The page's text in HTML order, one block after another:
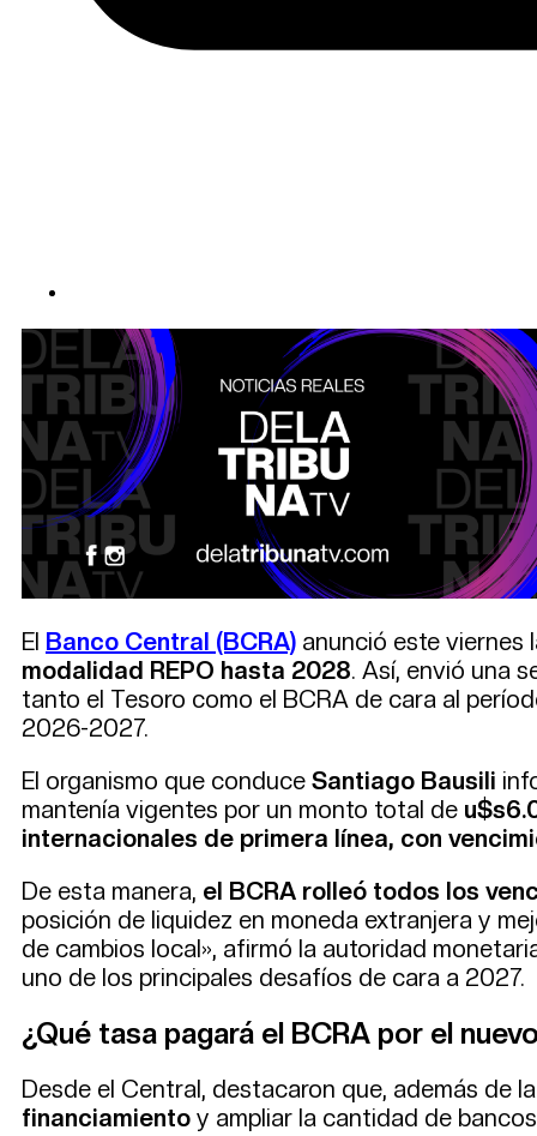
El Banco Central (BCRA) anunció este viernes
modalidad REPO hasta 2028. Así, envió una
tanto el Tesoro como el BCRA de cara al
2026-2027.
El organismo que conduce Santiago Bausili
mantenía vigentes por un monto total de
internacionales de primera línea, con
De esta manera, el BCRA rolleó todos los
posición de liquidez en moneda extranjera y
de cambios local», afirmó la autoridad
uno de los principales desafíos de cara a 2027.
¿Qué tasa pagará el BCRA por el
Desde el Central, destacaron que, además de
financiamiento y ampliar la cantidad de